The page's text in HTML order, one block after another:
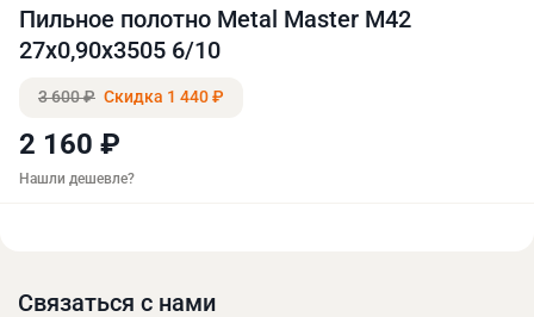
Пильное полотно Metal Master M42
27x0,90x3505 6/10
3 600 ₽ Скидка 1 440 ₽
2 160 ₽
Нашли дешевле?
Связаться с нами